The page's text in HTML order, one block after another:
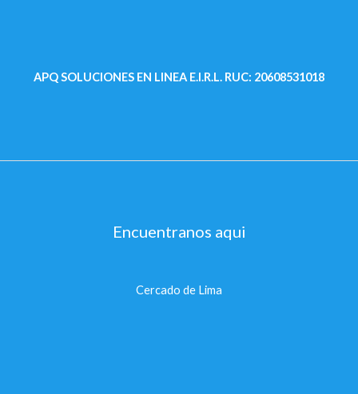
APQ SOLUCIONES EN LINEA E.I.R.L. RUC: 20608531018
Encuentranos aqui
Cercado de Lima